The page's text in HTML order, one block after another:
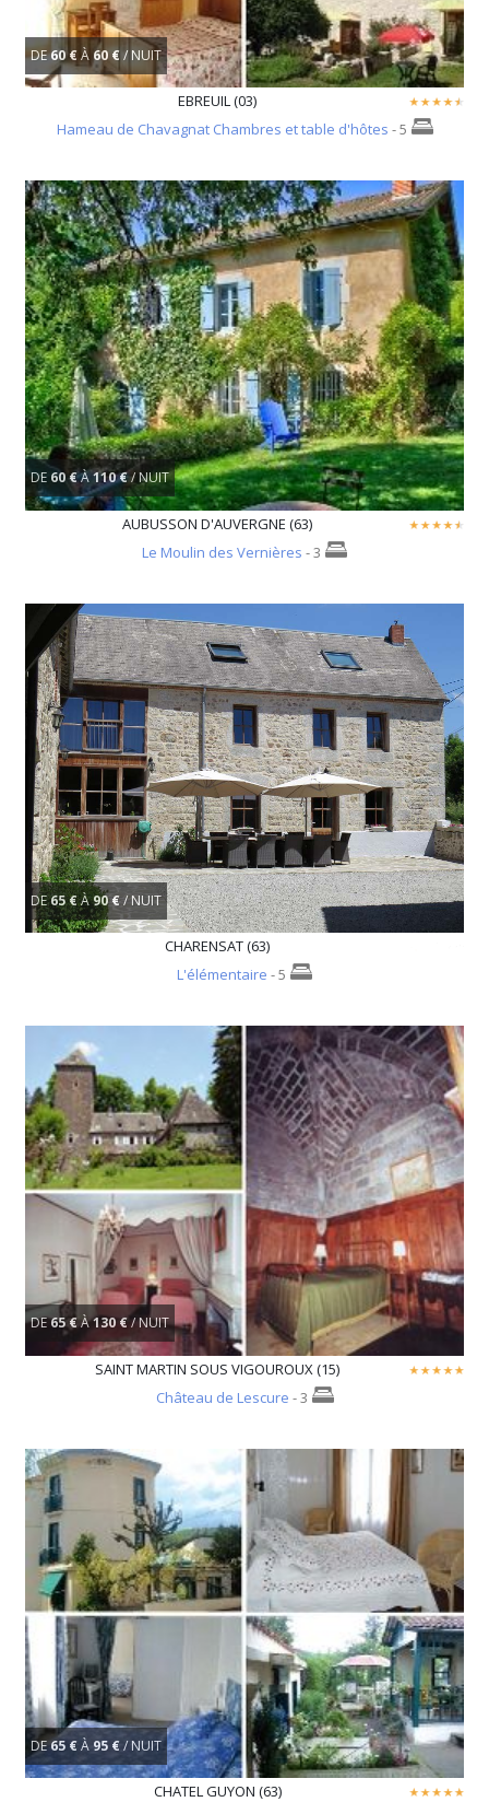
DE60 €À 60 €/ NUIT
EBREUIL (03)
Hameau de Chavagnat Chambres et table d'hôtes - 5
DE 60 €À110 €/ NUIT
AUBUSSON D'AUVERGNE (63)
Le Moulin des Vernières - 3
DE65 €À90 €/ NUIT
CHARENSAT (63)
L'élémentaire - 5
DE65 €À130 €/ NUIT
SAINT MARTIN SOUS VIGOUROUX (15)
Château de Lescure - 3
DE65 €À 95 € / NUIT
CHATEL GUYON (63)